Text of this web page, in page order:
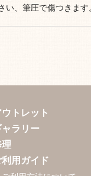
、筆圧で傷つきます
ウトレット
ャラリー
利用ガイド